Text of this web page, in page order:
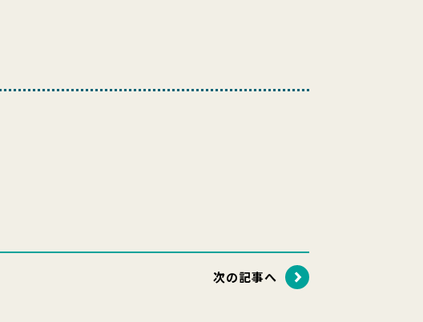
次の記事へ